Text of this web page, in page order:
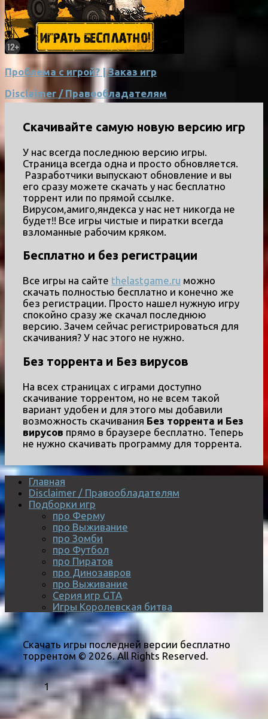
Проблема с игрой? | Заказ игр
Disclaimer / Правообладателям
Скачивайте самую новую версию игр
У нас всегда последнюю версию игры.
Страница всегда одна и просто обновляется.
Разработчики выпускают обновление и вы
его сразу можете скачать у нас бесплатно
торрент или по прямой ссылке.
Вирусом,амиго,яндекса у нас нет никогда не
будет!! Все игры чистые и пиратки всегда
взломанные рабочим кряком.
Бесплатно и без регистрации
Все игры на сайте thelastgame.ru можно
скачать полностью бесплатно и конечно же
без регистрации. Просто нашел нужную игру
спокойно сразу же скачал последнюю
версию. Зачем сейчас регистрироваться для
скачивания? У нас этого не нужно.
Без торрента и Без вирусов
На всех страницах с играми доступно
скачивание торрентом, но не всем такой
вариант удобен и для этого мы добавили
возможность скачивания Без торрента и Без
вирусов прямо в браузере бесплатно. Теперь
не нужно скачивать программу для торрента.
Главная
Disclaimer / Правообладателям
Подборки игр
про Ферму
про Выживание
про Зомби
про Футбол
про Пиратов
про Динозавров
про Выживание
Серия игр GTA
Игры Королевская битва
Скачать игры последней версии бесплатно
торрентом © 2026. All Rights Reserved.
1